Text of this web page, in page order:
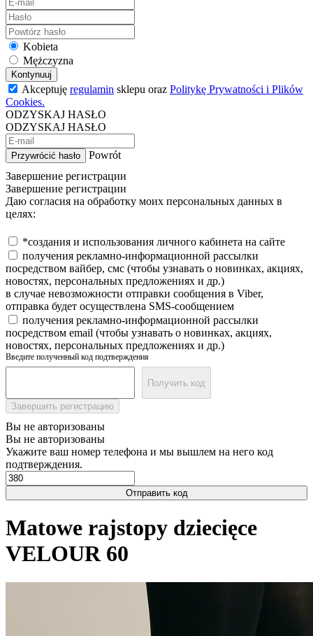
Kobieta
Mężczyzna
Kontynuuj
Akceptuję regulamin sklepu oraz Politykę Prywatności i Plików
Cookies.
ODZYSKAJ HASŁO
ODZYSKAJ HASŁO
Przywrócić hasło
Powrót
Завершение регистрации
Завершение регистрации
Даю согласия на обработку моих персональных данных в
целях:
*создания и использования личного кабинета на сайте
получения рекламно-информационной рассылки
посредством вайбер, смс (чтобы узнавать о новинках, акциях,
новостях, персональных предложениях и др.)
в случае невозможности отправки сообщения в Viber,
отправка будет осуществлена SMS-сообщением
получения рекламно-информационной рассылки
посредством email (чтобы узнавать о новинках, акциях,
новостях, персональных предложениях и др.)
Введите полученный код подтверждения
Получить код
Завершить регистрацию
Вы не авторизованы
Вы не авторизованы
Укажите ваш номер телефона и мы вышлем на него код
подтверждения.
Отправить код
Matowe rajstopy dziecięce
VELOUR 60